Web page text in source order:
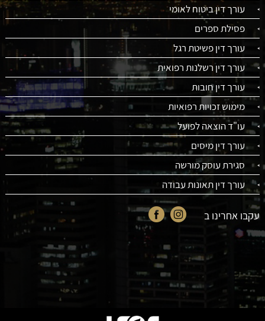
עורך דין ביטוח לאומי
פסילת ספרים
עורך דין פשיטת רגל
עורך דין רשלנות רפואית
עורך דין חובות
מימוש זכויות רפואיות
עו"ד הוצאה לפועל
עורך דין מיסים
סגירת עוסק מורשה
עורך דין תאונות עבודה
עקבו אחרינו ב